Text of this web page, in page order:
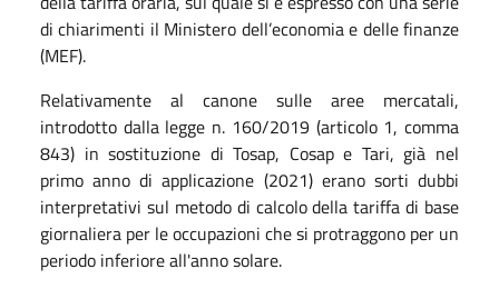
di chiarimenti il Ministero dell’economia e delle finanze
(MEF).
Relativamente al canone sulle aree mercatali,
introdotto dalla legge n. 160/2019 (articolo 1, comma
843) in sostituzione di Tosap, Cosap e Tari, già nel
primo anno di applicazione (2021) erano sorti dubbi
interpretativi sul metodo di calcolo della tariffa di base
giornaliera per le occupazioni che si protraggono per un
periodo inferiore all'anno solare.